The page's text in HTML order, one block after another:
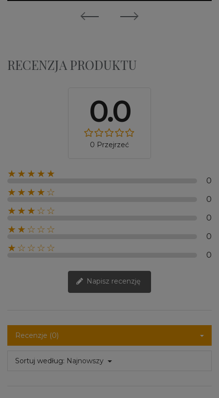
RECENZJA PRODUKTU
0.0
0 Przejrzeć
★★★★★
0
★★★★☆
0
★★★☆☆
0
★★☆☆☆
0
★☆☆☆☆
0
Napisz recenzję
Recenzje (0)
Sortuj według: Najnowszy